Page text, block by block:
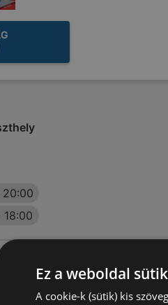
20:00
18:00
keszthely ii.
Ez a weboldal
A cookie-k (sütik) kis